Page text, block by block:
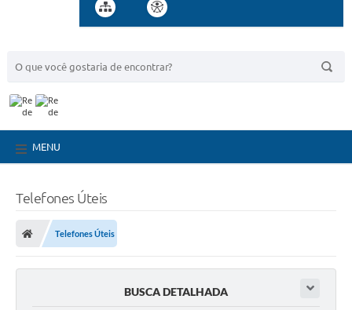
MENU
Telefones Úteis
Telefones Úteis
BUSCA DETALHADA